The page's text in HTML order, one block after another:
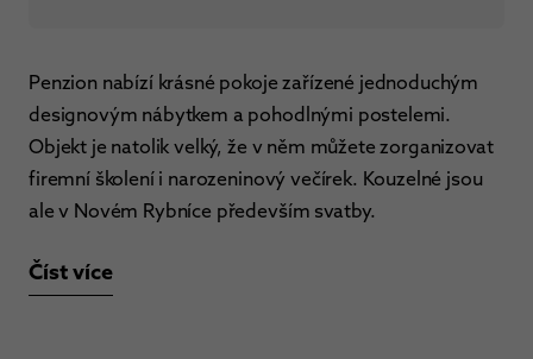
Penzion nabízí krásné pokoje zařízené jednoduchým
designovým nábytkem a pohodlnými postelemi.
Objekt je natolik velký, že v něm můžete zorganizovat
firemní školení i narozeninový večírek. Kouzelné jsou
ale v Novém Rybníce především svatby.
Číst více